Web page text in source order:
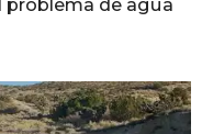
problema de agua